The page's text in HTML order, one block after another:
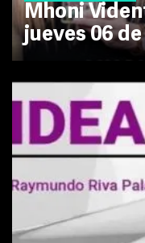
Mhoni
jueves 06